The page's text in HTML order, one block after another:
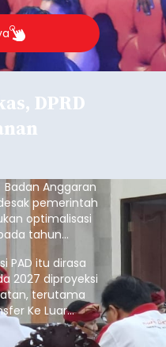
DPRD
Badan Anggaran
pemerintah
optimalisasi
tahun
PAD itu dirasa
2027 diproyeksi
terutama
Ke Luar